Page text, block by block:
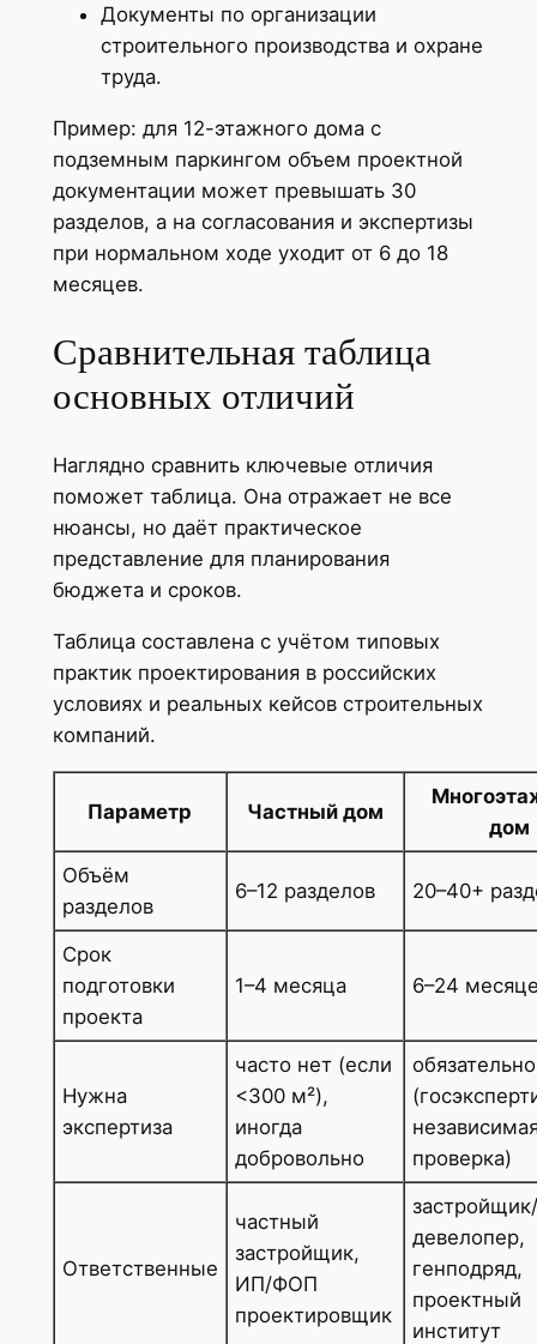
Документы по организации
строительного производства и охране
труда.
Пример: для 12-этажного дома с
подземным паркингом объем проектной
документации может превышать 30
разделов, а на согласования и экспертизы
при нормальном ходе уходит от 6 до 18
месяцев.
Сравнительная таблица
основных отличий
Наглядно сравнить ключевые отличия
поможет таблица. Она отражает не все
нюансы, но даёт практическое
представление для планирования
бюджета и сроков.
Таблица составлена с учётом типовых
практик проектирования в российских
условиях и реальных кейсов строительных
компаний.
Параметр Частный дом
дом
Объём
разделов
6–12 разделов 20–40+
Срок
подготовки
проекта
1–4 месяца 6–24
Нужна
экспертиза
часто нет (если
<300 м²),
иногда
добровольно
обязательно
проверка)
Ответственные
частный
застройщик,
ИП/ФОП
проектировщик
застройщик/
девелопер,
генподряд,
проектный
институт